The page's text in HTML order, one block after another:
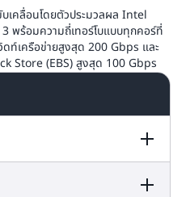
4x1900 NVMe
SSD
คลื่อนโดยตัวประมวลผล Intel
พร้อมความถี่เทอร์โบแบบทุกคอร์ที่
ท์เครือข่ายสูงสุด 200 Gbps และ
Store (EBS) สูงสุด 100 Gbps
พื้นที่เก็บข้อมูลขอ